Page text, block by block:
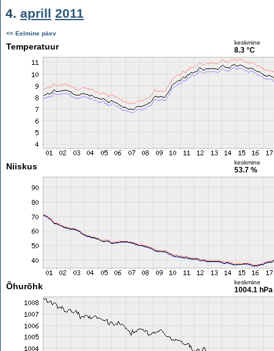
4. aprill 2011
<< Eelmine päev
Temperatuur keskmine
8.3 °C
Niiskus keskmine
53.7 %
Õhurõhk keskmine
1004.1 hPa